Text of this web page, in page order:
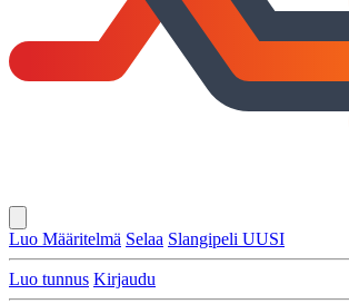
Luo Määritelmä Selaa Slangipeli UUSI
Luo tunnus Kirjaudu